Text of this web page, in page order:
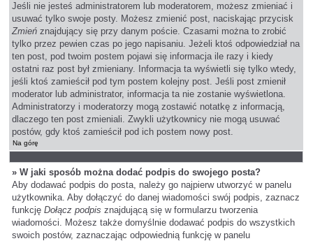
Jeśli nie jesteś administratorem lub moderatorem, możesz zmieniać i
usuwać tylko swoje posty. Możesz zmienić post, naciskając przycisk
Zmień znajdujący się przy danym poście. Czasami można to zrobić
tylko przez pewien czas po jego napisaniu. Jeżeli ktoś odpowiedział na
ten post, pod twoim postem pojawi się informacja ile razy i kiedy
ostatni raz post był zmieniany. Informacja ta wyświetli się tylko wtedy,
jeśli ktoś zamieścił pod tym postem kolejny post. Jeśli post zmienił
moderator lub administrator, informacja ta nie zostanie wyświetlona.
Administratorzy i moderatorzy mogą zostawić notatkę z informacją,
dlaczego ten post zmieniali. Zwykli użytkownicy nie mogą usuwać
postów, gdy ktoś zamieścił pod ich postem nowy post.
Na górę
» W jaki sposób można dodać podpis do swojego posta?
Aby dodawać podpis do posta, należy go najpierw utworzyć w panelu
użytkownika. Aby dołączyć do danej wiadomości swój podpis, zaznacz
funkcjęDołącz podpis znajdującą się w formularzu tworzenia
wiadomości. Możesz także domyślnie dodawać podpis do wszystkich
swoich postów, zaznaczając odpowiednią funkcję w panelu